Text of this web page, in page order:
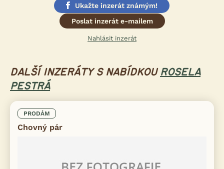
Ukažte inzerát známým!
Poslat inzerát e-mailem
Nahlásit inzerát
DALŠÍ INZERÁTY S NABÍDKOU ROSELA
PESTRÁ
PRODÁM
Chovný pár